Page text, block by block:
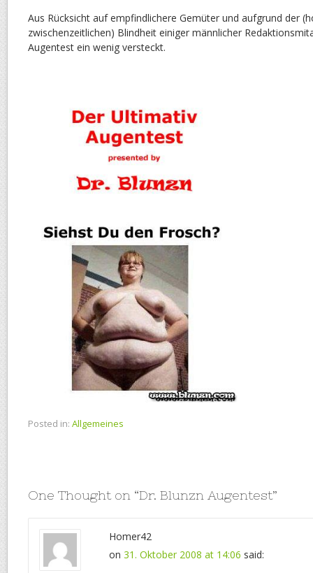
Aus Rücksicht auf empfindlichere Gemüter und aufgrund der
zwischenzeitlichen) Blindheit einiger männlicher
Augentest ein wenig versteckt.
Posted in: Allgemeines
One Thought on “Dr. Blunzn Augentest”
Homer42
on 31. Oktober 2008 at 14:06 said: